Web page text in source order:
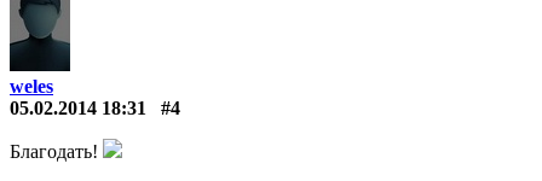
weles
05.02.2014 18:31
#4
Благодать!